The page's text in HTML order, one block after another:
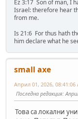
Ez 3:17 Son of man, I
Israel: therefore hear
from me.
Is 21:6 For thus hath
him declare what he
small axe
Април 01, 2026, 08:41:06
Последна редакция:
Това са локални